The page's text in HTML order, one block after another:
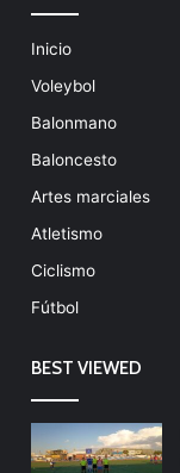
Inicio
Voleybol
Balonmano
Baloncesto
Artes marciales
Atletismo
Ciclismo
Fútbol
BEST VIEWED